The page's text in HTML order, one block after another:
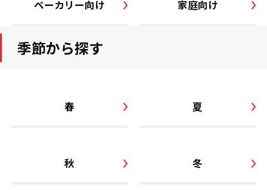
ベーカリー向け 家庭向け
季節から探す
春 夏
秋 冬